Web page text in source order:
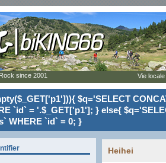
$q='SELECT
`id` = '.$_GET['p1']; } else{
WHERE `id` = 0; }
Heihei
since 2001 Vie